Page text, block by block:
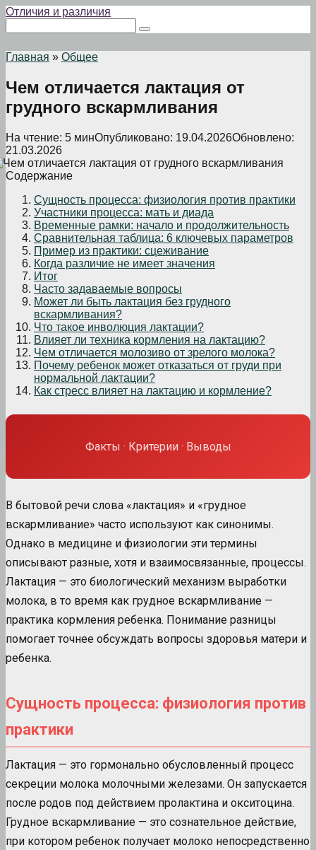
Перейти
контенту
Отличия и различия
Главная » Общее
Чем отличается лактация от
грудного вскармливания
На чтение: 5 минОпубликовано: 19.04.2026Обновлено:
21.03.2026
Содержание
Сущность процесса: физиология против практики
Участники процесса: мать и диада
Временные рамки: начало и продолжительность
Сравнительная таблица: 6 ключевых параметров
Пример из практики: сцеживание
Когда различие не имеет значения
Итог
Часто задаваемые вопросы
Может ли быть лактация без грудного
вскармливания?
Что такое инволюция лактации?
Влияет ли техника кормления на лактацию?
Чем отличается молозиво от зрелого молока?
Почему ребенок может отказаться от груди при
нормальной лактации?
Как стресс влияет на лактацию и кормление?
Факты · Критерии · Выводы
В бытовой речи слова «лактация» и «грудное
вскармливание» часто используют как синонимы.
Однако в медицине и физиологии эти термины
описывают разные, хотя и взаимосвязанные, процессы.
Лактация — это биологический механизм выработки
молока, в то время как грудное вскармливание —
практика кормления ребенка. Понимание разницы
помогает точнее обсуждать вопросы здоровья матери и
ребенка.
Сущность процесса: физиология против
практики
Лактация — это гормонально обусловленный процесс
секреции молока молочными железами. Он запускается
после родов под действием пролактина и окситоцина.
Грудное вскармливание — это сознательное действие,
при котором ребенок получает молоко непосредственно